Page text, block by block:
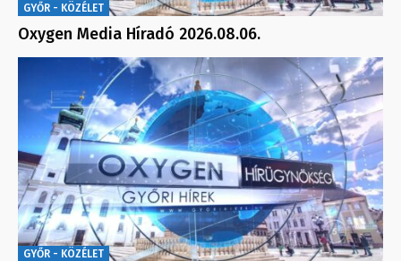
GYŐR - KÖZÉLET
Oxygen Media Híradó 2026.08.06.
GYŐR - KÖZÉLET